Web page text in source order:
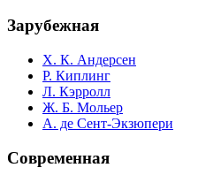
Зарубежная
Х. К. Андерсен
Р. Киплинг
Л. Кэрролл
Ж. Б. Мольер
А. де Сент-Экзюпери
Современная